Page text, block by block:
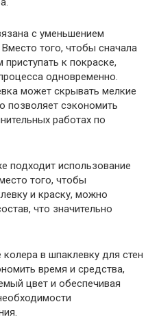
с уменьшением
того, чтобы сначала
к покраске,
одновременно.
может скрывать мелкие
позволяет сэкономить
работах по
подходит использование
того, чтобы
и краску, можно
что значительно
в шпаклевку для стен
время и средства,
цвет и обеспечивая